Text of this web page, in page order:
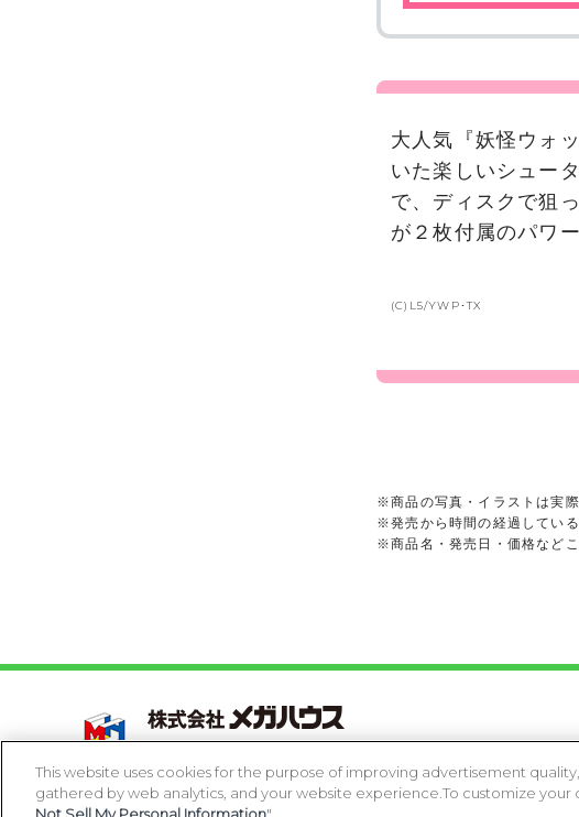
大人気『妖怪ウォ
いた楽しいシュー
で、ディスクで狙
が２枚付属のパワ
(C)L5/YWP･TX
※商品の写真・イラストは実
※発売から時間の経過してい
※商品名・発売日・価格など
コピーライト一覧を表示する
This website uses cookies for the purpose of improving advertisement
gathered by web analytics, and your website experience.To customize your